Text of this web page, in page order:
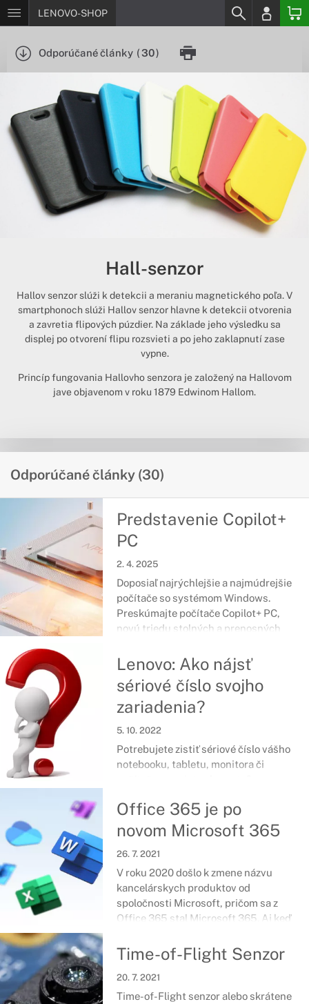
LENOVO-SHOP
Odporúčané články (30)
Hall-senzor
Hallov senzor slúži k detekcii a meraniu magnetického poľa. V
smartphonoch slúži Hallov senzor hlavne k detekcii otvorenia
a zavretia flipových púzdier. Na základe jeho výsledku sa
displej po otvorení flipu rozsvieti a po jeho zaklapnutí zase
vypne.
Princíp fungovania Hallovho senzora je založený na Hallovom
jave objavenom v roku 1879 Edwinom Hallom.
Odporúčané články (30)
Predstavenie Copilot+
PC
2. 4. 2025
Doposiaľ najrýchlejšie a najmúdrejšie
počítače so systémom Windows.
Preskúmajte počítače Copilot+ PC,
novú triedu stolných a prenosných
inteligencie.
Lenovo: Ako nájsť
sériové číslo svojho
zariadenia?
5. 10. 2022
Potrebujete zistiť sériové číslo vášho
notebooku, tabletu, monitora či
stručnú radu ako ho objaviť priamo na
zariadení.
Office 365 je po
novom Microsoft 365
26. 7. 2021
V roku 2020 došlo k zmene názvu
kancelárskych produktov od
spoločnosti Microsoft, pričom sa z
Office 365 stal Microsoft 365. Aj keď
predplatné balíky zostávajú stále
rovnaké.
Time-of-Flight Senzor
20. 7. 2021
Time-of-Flight senzor alebo skrátene